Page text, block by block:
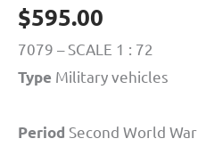
$595.00
7079 – SCALE 1 : 72
Type Military vehicles
Period Second World War